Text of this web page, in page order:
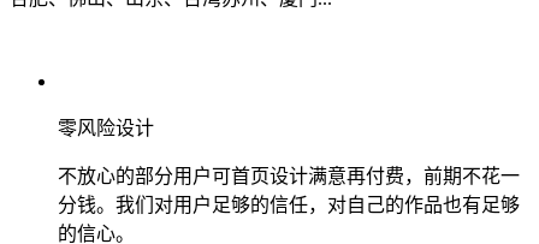
零风险设计
不放心的部分用户可首页设计满意再付费，前期不花一
分钱。我们对用户足够的信任，对自己的作品也有足够
的信心。